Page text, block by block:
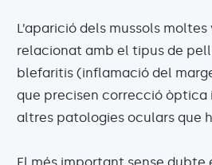
L’aparició dels mussols
relacionat amb el tipus de
blefaritis (inflamació del
que precisen correcció òptica
altres patologies oculars que